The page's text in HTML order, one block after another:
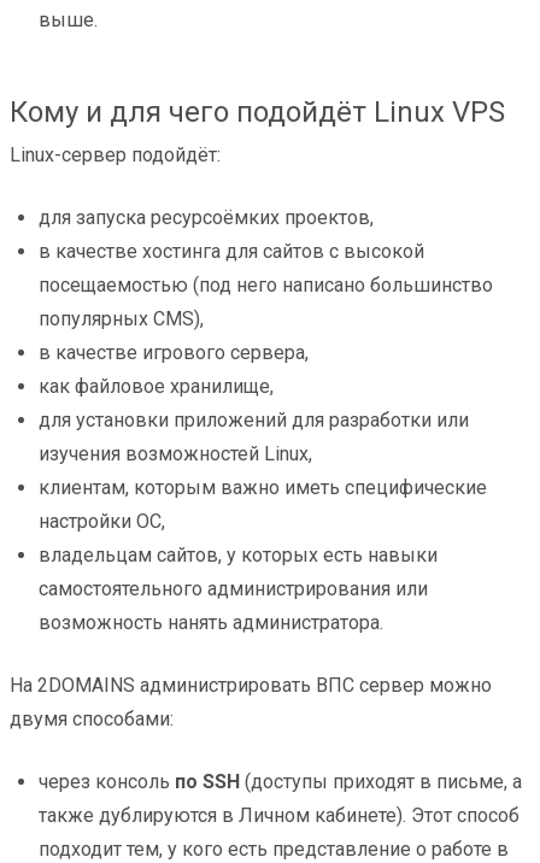
выше.
Кому и для чего подойдёт Linux VPS
Linux-сервер подойдёт:
для запуска ресурсоёмких проектов,
в качестве хостинга для сайтов с высокой
посещаемостью (под него написано большинство
популярных CMS),
в качестве игрового сервера,
как файловое хранилище,
для установки приложений для разработки или
изучения возможностей Linux,
клиентам, которым важно иметь специфические
настройки ОС,
владельцам сайтов, у которых есть навыки
самостоятельного администрирования или
возможность нанять администратора.
На 2DOMAINS администрировать ВПС сервер можно
двумя способами:
через консоль по SSH (доступы приходят в письме, а
также дублируются в Личном кабинете). Этот способ
подходит тем, у кого есть представление о работе в